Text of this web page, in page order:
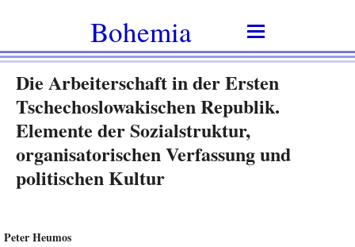
Bohemia
Die Arbeiterschaft in der Ersten
Tschechoslowakischen Republik.
Elemente der Sozialstruktur,
organisatorischen Verfassung und
politischen Kultur
Peter Heumos